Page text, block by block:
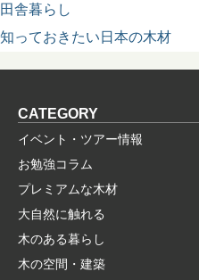
田舎暮らし
知っておきたい日本の木材
CATEGORY
イベント・ツアー情報
お勉強コラム
プレミアムな木材
大自然に触れる
木のある暮らし
木の空間・建築